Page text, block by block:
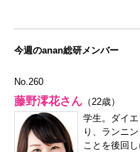
今週のanan総研メンバー
No.260
藤野澪花さん （22歳）
学生。ダイ
り、ランニ
ことを後回